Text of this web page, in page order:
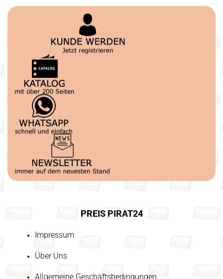
PREIS PIRAT24
Impressum
Über Uns
Allgemeine Geschäftsbedingungen